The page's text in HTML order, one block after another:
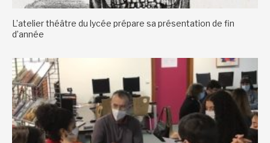
L’atelier théâtre du lycée prépare sa présentation de fin
d’année